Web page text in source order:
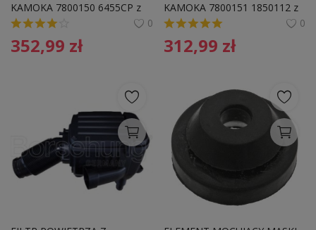
Wyprzedaż
Schowek
Language
English Polski
KAMOKA 7800150 6455CP z
osuszaczem PSA C5 04-
0
352,99 zł
KAMOKA 7800151 1850112 z
osuszaczem OPEL ASTRA G
0
312,99 zł